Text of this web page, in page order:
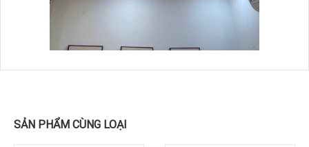
SẢN PHẨM CÙNG LOẠI